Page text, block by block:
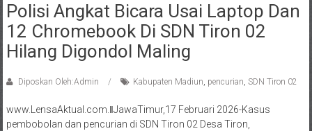
Polisi Angkat Bicara Usai Laptop Dan
12 Chromebook Di SDN Tiron 02
Hilang Digondol Maling
Diposkan Oleh:Admin Kabupaten Madiun, pencurian, SDN Tiron 02
www.LensaAktual.com.ǁJawaTimur,17 Februari 2026-Kasus
pembobolan dan pencurian di SDN Tiron 02 Desa Tiron,